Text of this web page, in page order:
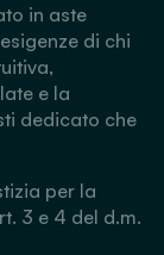
in aste
di chi
e la
dedicato che
per la
3 e 4 del d.m.